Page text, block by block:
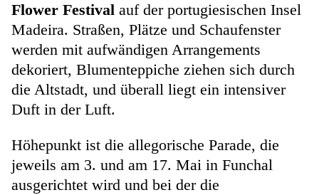
Flower Festival auf der portugiesischen Insel
Madeira. Straßen, Plätze und Schaufenster
werden mit aufwändigen Arrangements
dekoriert, Blumenteppiche ziehen sich durch
die Altstadt, und überall liegt ein intensiver
Duft in der Luft.
Höhepunkt ist die allegorische Parade, die
jeweils am 3. und am 17. Mai in Funchal
ausgerichtet wird und bei der die